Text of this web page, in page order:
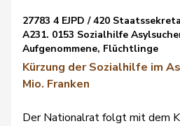
27783 4 EJPD / 420
A231. 0153 Sozialhilfe
Aufgenommene, Flüchtlinge
Kürzung der Sozialhilfe im
Mio. Franken
Der Nationalrat folgt mit dem